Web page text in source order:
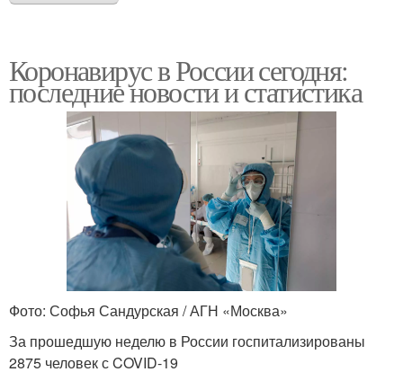
Коронавирус в России сегодня:
последние новости и статистика
Фото: Софья Сандурская / АГН «Москва»
За прошедшую неделю в России госпитализированы
2875 человек с COVID-19